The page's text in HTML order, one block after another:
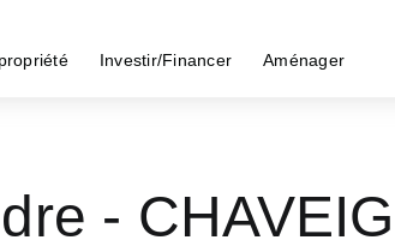
Investir/Financer Aménager
-